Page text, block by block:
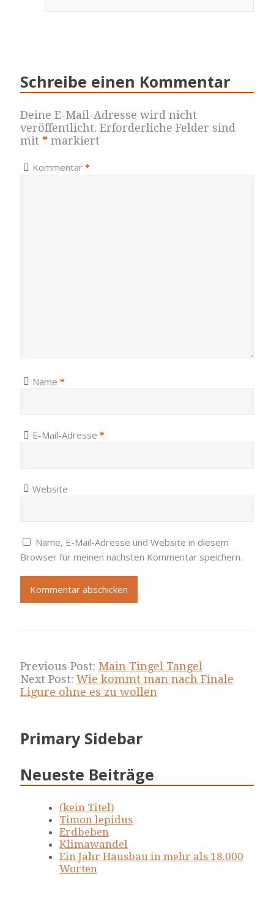
Schreibe einen Kommentar
Deine E-Mail-Adresse wird nicht
veröffentlicht. Erforderliche Felder sind
mit * markiert
Kommentar *
Name *
E-Mail-Adresse *
Website
Name, E-Mail-Adresse und Website in diesem
Browser für meinen nächsten Kommentar speichern.
Previous Post: Main Tingel Tangel
Next Post: Wie kommt man nach Finale
Ligure ohne es zu wollen
Primary Sidebar
Neueste Beiträge
(kein Titel)
Timon lepidus
Erdbeben
Klimawandel
Ein Jahr Hausbau in mehr als 18.000
Worten